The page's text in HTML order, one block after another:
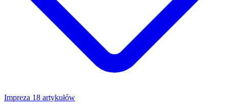
Impreza 18 artykułów